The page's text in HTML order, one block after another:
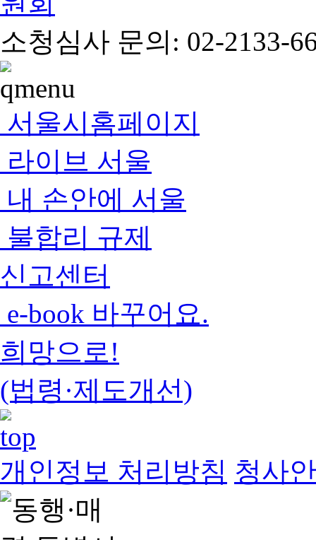
소청심사 문의: 02-2133-
서울시홈페이지
라이브 서울
내 손안에 서울
불합리 규제
신고센터
e-book 바꾸어요.
희망으로!
(법령·제도개선)
개인정보 처리방침 청사